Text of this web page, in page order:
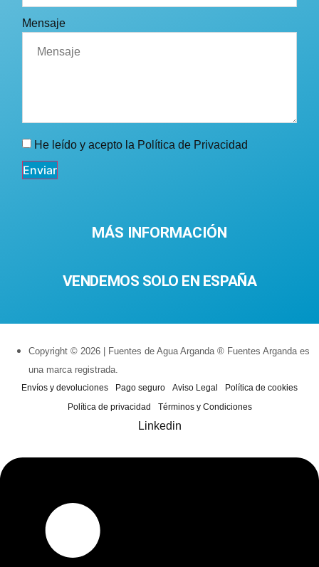
Mensaje
He leído y acepto la Política de Privacidad
Enviar
MÁS INFORMACIÓN
VENDEMOS SOLO EN ESPAÑA
Copyright © 2026 | Fuentes de Agua Arganda ® Fuentes Arganda es
una marca registrada.
Envíos y devoluciones Pago seguro Aviso Legal
Política de cookies
Política de privacidad
Términos y Condiciones
Linkedin